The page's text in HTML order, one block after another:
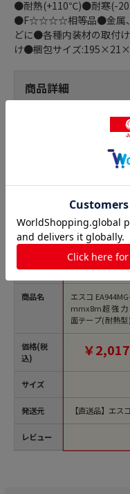
●耐熱(+110℃)●耐寒(-
●F☆☆☆☆相等品●金属、
どに●各種内装材の取付
け●梱包サイズ
商品詳細
強力両面テープの人
商品名
価格(税
込)
サイズ
発送元
レビュー
エスコ
mmx8m超強
面テープ(耐熱
（ご注文単位1
￥2,017
【直送品】エスコ